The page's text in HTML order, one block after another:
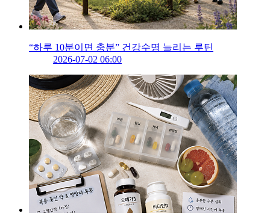
“하루 10분이면 충분” 건강수명 늘리는 루틴
2026-07-02 06:00